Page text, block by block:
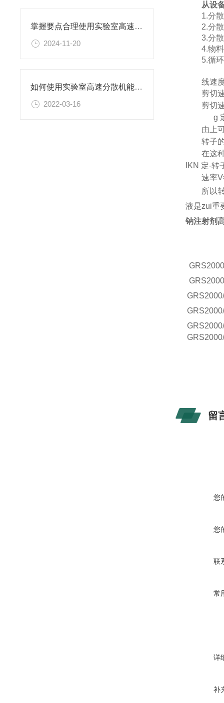
掌握要点合理使用实验室高速分散机
2024-11-20
如何使用实验室高速分散机能保证其良好工作状态？
2022-03-16
从设
1.分
2.分
3.分
4.物
5.循
线速
剪切
剪切
g
由上
转子
在这
IKN 定-转
速率V
所以
液是zui重
钠注射剂
GRS
GRS
GRS
GRS
GRS
GRS
留
您
您
联
常
详
补